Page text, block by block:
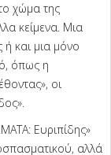
χώμα της
κείμενα. Μια
ή και μια μόνο
όπως η
οι
Ευριπίδης»
αλλά